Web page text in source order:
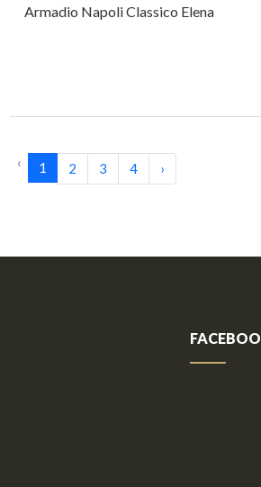
Armadio Napoli Classico Elena
‹ 1 2 3 4 ›